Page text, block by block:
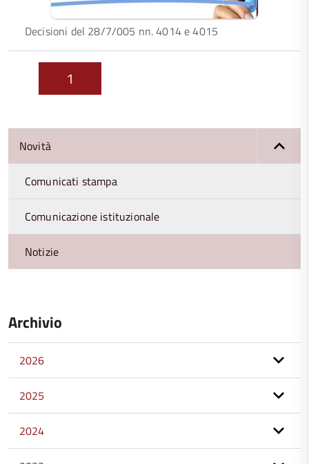
Decisioni del 28/7/005 nn. 4014 e 4015
1
Novità
Comunicati stampa
Comunicazione istituzionale
Notizie
Archivio
2026
2025
2024